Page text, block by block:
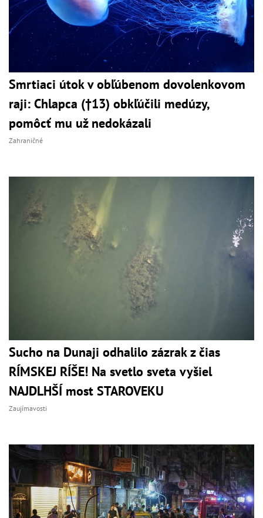
Smrtiaci útok v obľúbenom dovolenkovom
raji: Chlapca (†13) obkľúčili medúzy,
pomôcť mu už nedokázali
Zahraničné
Sucho na Dunaji odhalilo zázrak z čias
RÍMSKEJ RÍŠE! Na svetlo sveta vyšiel
NAJDLHŠÍ most STAROVEKU
Zaujímavosti